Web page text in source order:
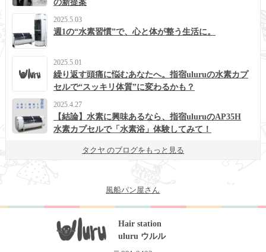
2025.5.03
週1の“水素習慣”で、心と体が整う生活に。
2025.5.01
繰り返す頭痛に悩むあなたへ。指宿uluruの水素カプ
セルで“スッキリ体質”に変わるかも？
2025.4.27
【結論】水素に興味あるなら、指宿uluruのAP35H
水素カプセルで「水素浴」体験してみて！
タクヤ のブログをもっと見る
風船パン屋さん
Hair station
uluru ウルル